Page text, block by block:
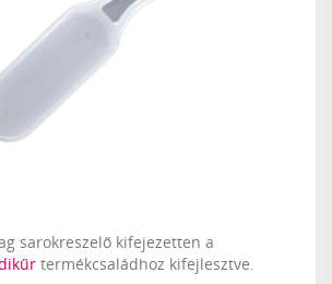
sarokreszelő kifejezetten a
termékcsaládhoz kifejlesztve.